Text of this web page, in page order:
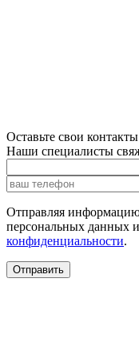
Оставьте свои контакты
Наши специалисты
Отправляя информацию
персональных данных и
конфиденциальности.